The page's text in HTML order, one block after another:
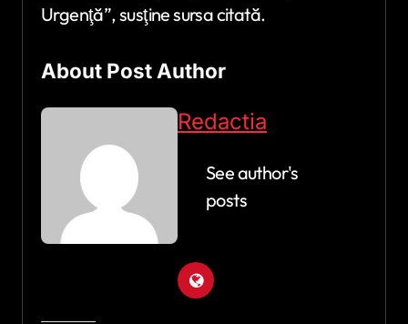
Urgenţă”, susţine sursa citată.
About Post Author
Redactia
See author's
posts